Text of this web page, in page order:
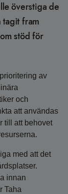
överstiga de
tagit fram
stöd för
av
och
att användas
till att behovet
med att det
innan
Taha